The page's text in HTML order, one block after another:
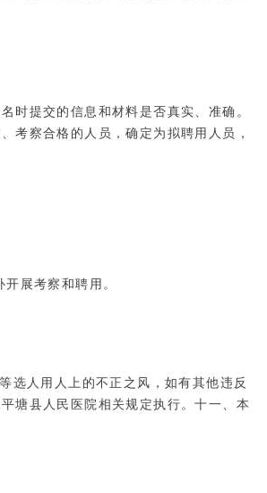
时提交的信息和材料是否真实、准确。
考察合格的人员，确定为拟聘用人员，
展考察和聘用。
选人用人上的不正之风，如有其他违反
塘县人民医院相关规定执行。十一、本